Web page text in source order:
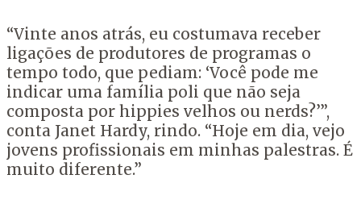
“Vinte anos atrás, eu costumava receber
ligações de produtores de programas o
tempo todo, que pediam: ‘Você pode me
indicar uma família poli que não seja
composta por hippies velhos ou nerds?’”,
conta Janet Hardy, rindo. “Hoje em dia, vejo
jovens profissionais em minhas palestras. É
muito diferente.”